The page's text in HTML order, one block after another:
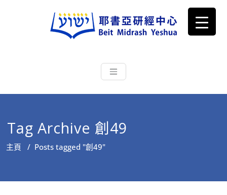
耶書亞研經中心
根源明白聖經，成為更好的門徒
Tag Archive 創49
主頁 / Posts tagged "創49"